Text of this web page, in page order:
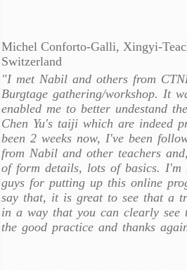
Michel Conforto-Galli, Xingyi-
Switzerland
"I met Nabil and others from
Burgtage gathering/workshop. It
enabled me to better undestand
Chen Yu's taiji which are indeed
been 2 weeks now, I've been
from Nabil and other teachers
of form details, lots of basics. I'm
guys for putting up this online
say that, it is great to see that a
in a way that you can clearly see
the good practice and thanks